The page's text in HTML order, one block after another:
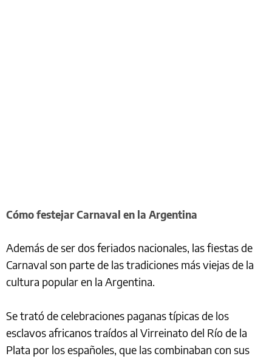
Cómo festejar Carnaval en la Argentina
Además de ser dos feriados nacionales, las fiestas de
Carnaval son parte de las tradiciones más viejas de la
cultura popular en la Argentina.
Se trató de celebraciones paganas típicas de los
esclavos africanos traídos al Virreinato del Río de la
Plata por los españoles, que las combinaban con sus